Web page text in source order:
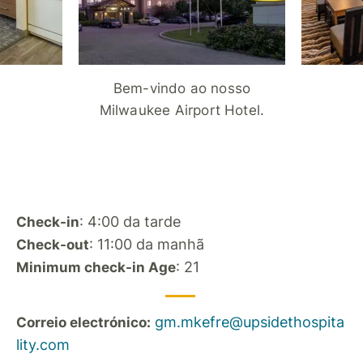
Bem-vindo ao nosso
Milwaukee Airport Hotel.
Check-in: 4:00 da tarde
Check-out: 11:00 da manhã
Minimum check-in Age: 21
Correio electrónico: gm.mkefre@upsidethospita
lity.com